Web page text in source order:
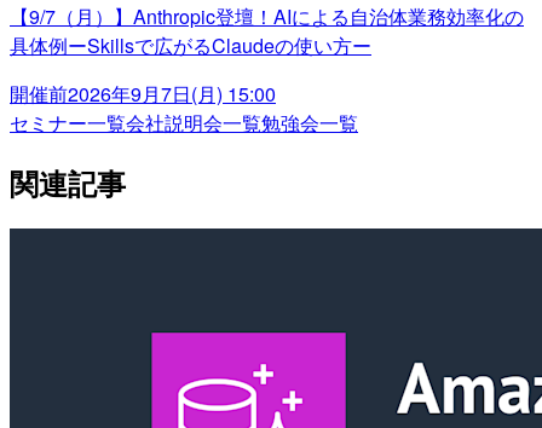
【9/7（月）】Anthropic登壇！AIによる自治体業務効率化の
具体例ーSkillsで広がるClaudeの使い方ー
開催前2026年9月7日(月) 15:00
セミナー一覧会社説明会一覧勉強会一覧
関連記事